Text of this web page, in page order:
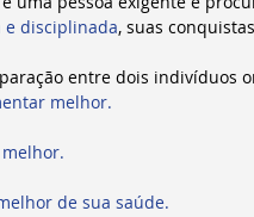
e disciplinada, suas
entre dois indivíduos
melhor.
de sua saúde.